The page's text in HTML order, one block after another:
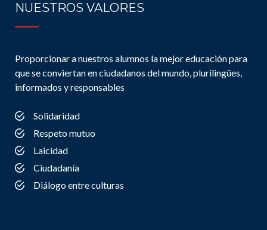
NUESTROS VALORES
Proporcionar a nuestros alumnos la mejor educación para
que se conviertan en ciudadanos del mundo, plurilingües,
informados y responsables
Solidaridad
Respeto mutuo
Laicidad
Ciudadanía
Diálogo entre culturas